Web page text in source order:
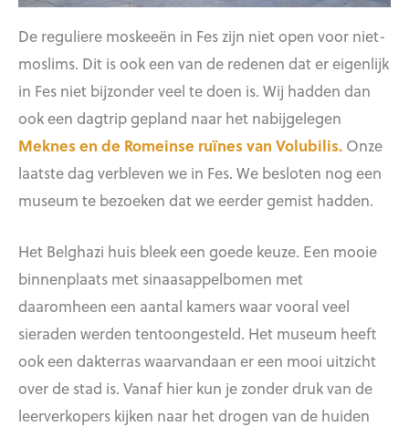
De reguliere moskeeën in Fes zijn niet open voor niet-
moslims. Dit is ook een van de redenen dat er eigenlijk
in Fes niet bijzonder veel te doen is. Wij hadden dan
ook een dagtrip gepland naar het nabijgelegen
Meknes en de Romeinse ruïnes van Volubilis. Onze
laatste dag verbleven we in Fes. We besloten nog een
museum te bezoeken dat we eerder gemist hadden.
Het Belghazi huis bleek een goede keuze. Een mooie
binnenplaats met sinaasappelbomen met
daaromheen een aantal kamers waar vooral veel
sieraden werden tentoongesteld. Het museum heeft
ook een dakterras waarvandaan er een mooi uitzicht
over de stad is. Vanaf hier kun je zonder druk van de
leerverkopers kijken naar het drogen van de huiden